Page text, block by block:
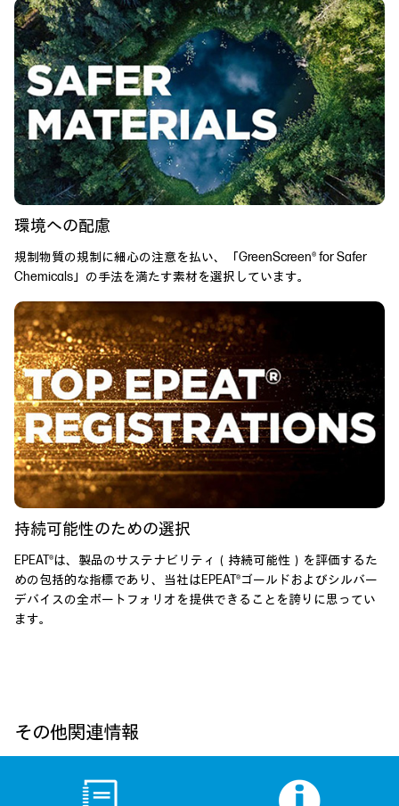
環境への配慮
規制物質の規制に細心の注意を払い、「GreenScreen® for Safer
Chemicals」の手法を満たす素材を選択しています。
持続可能性のための選択
EPEAT®は、製品のサステナビリティ（持続可能性）を評価するた
めの包括的な指標であり、当社はEPEAT®ゴールドおよびシルバー
デバイスの全ポートフォリオを提供できることを誇りに思ってい
ます。
その他関連情報